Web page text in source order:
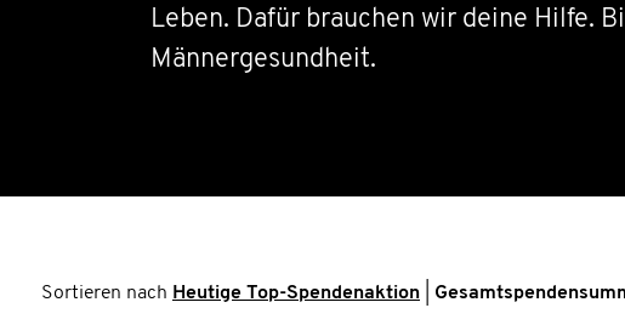
Leben. Dafür brauchen wir deine Hilfe.
Männergesundheit.
Sortieren nach Heutige Top-Spendenaktion